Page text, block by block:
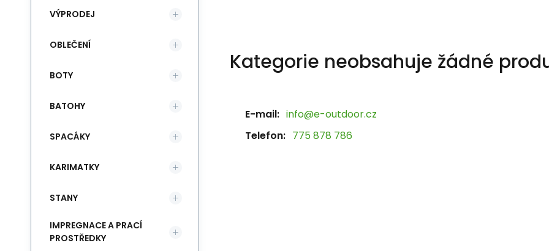
Kategorie neobsahuje žádné
E-mail: info@e-outdoor.cz
Telefon: 775 878 786
VÝPRODEJ
OBLEČENÍ
BOTY
BATOHY
SPACÁKY
KARIMATKY
STANY
IMPREGNACE A PRACÍ
PROSTŘEDKY